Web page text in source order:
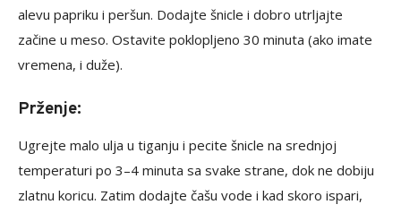
alevu papriku i peršun. Dodajte šnicle i dobro utrljajte
začine u meso. Ostavite poklopljeno 30 minuta (ako imate
vremena, i duže).
Prženje:
Ugrejte malo ulja u tiganju i pecite šnicle na srednjoj
temperaturi po 3–4 minuta sa svake strane, dok ne dobiju
zlatnu koricu. Zatim dodajte čašu vode i kad skoro ispari,